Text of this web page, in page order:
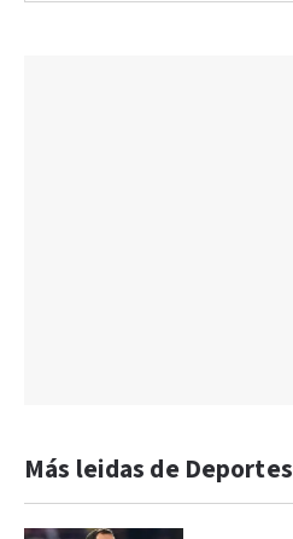
Más leidas de Deportes